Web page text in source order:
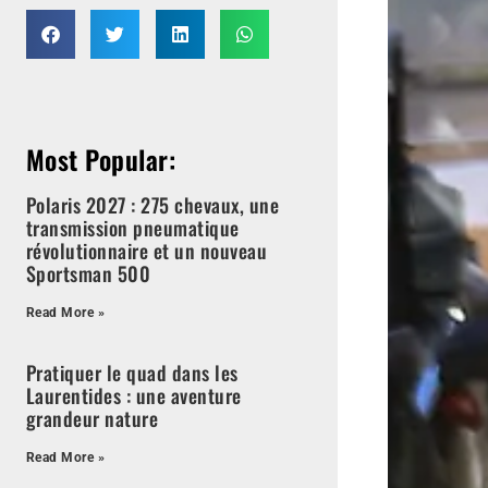
Most Popular:
Polaris 2027 : 275 chevaux, une
transmission pneumatique
révolutionnaire et un nouveau
Sportsman 500
Read More »
Pratiquer le quad dans les
Laurentides : une aventure
grandeur nature
Read More »